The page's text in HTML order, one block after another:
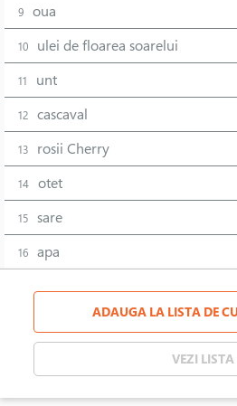
9 oua
10 ulei de floarea soarelui
11 unt
12 cascaval
13 rosii Cherry
14 otet
15 sare
16 apa
ADAUGA LA LISTA DE
VEZI LISTA